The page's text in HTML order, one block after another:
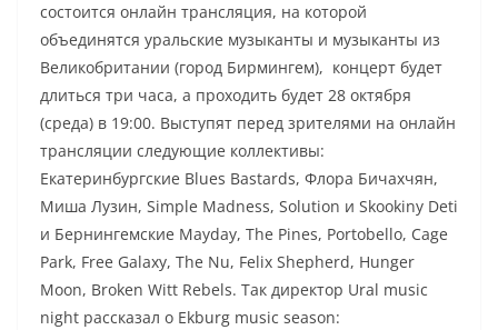
состоится онлайн трансляция, на которой
объединятся уральские музыканты и музыканты из
Великобритании (город Бирмингем), концерт будет
длиться три часа, а проходить будет 28 октября
(среда) в 19:00. Выступят перед зрителями на онлайн
трансляции следующие коллективы:
Екатеринбургские Blues Bastards, Флора Бичахчян,
Миша Лузин, Simple Madness, Solution и Skookiny Deti
и Бернингемские Mayday, The Pines, Portobello, Cage
Park, Free Galaxy, The Nu, Felix Shepherd, Hunger
Moon, Broken Witt Rebels. Так директор Ural music
night рассказал о Ekburg music season: